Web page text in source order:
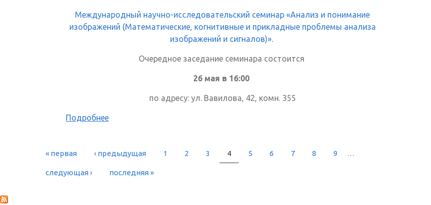
Международный научно-исследовательский семинар «Анализ и понимание
изображений (Математические, когнитивные и прикладные проблемы анализа
изображений и сигналов)».
Очередное заседание семинара состоится
26 мая в 16:00
по адресу: ул. Вавилова, 42, комн. 355
Подробнее
СТРАНИЦЫ
« первая ‹ предыдущая 1 2 3 4 5 6 7 8 9 …
следующая › последняя »